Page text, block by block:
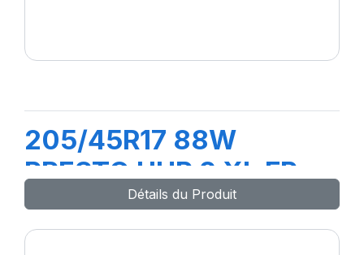
205/45R17 88W
PRESTO UHP 2 XL FP
Détails du Produit